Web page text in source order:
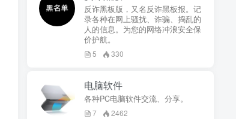
反诈黑板版，又名反诈黑板报。记
录各种在网上骚扰、诈骗、捣乱的
人的信息。为您的网络冲浪安全保
价护航。
5 330
电脑软件
各种PC电脑软件交流、分享。
7 2462